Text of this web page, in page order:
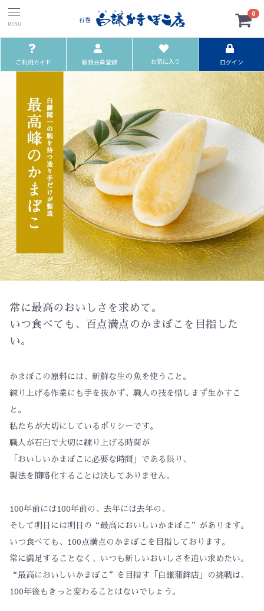
ご利用ガイド 新規会員登録 お気に入り ログイン
0
常に最高のおいしさを求めて。
いつ食べても、百点満点のかまぼこを目指した
い。
かまぼこの原料には、新鮮な生の魚を使うこと。
練り上げる作業にも手を抜かず、職人の技を惜しまず生かすこ
と。
私たちが大切にしているポリシーです。
職人が石臼で大切に練り上げる時間が
「おいしいかまぼこに必要な時間」である限り、
製法を簡略化することは決してありません。
100年前には100年前の、去年には去年の、
そして明日には明日の“最高においしいかまぼこ”があります。
いつ食べても、100点満点のかまぼこを目指しております。
常に満足することなく、いつも新しいおいしさを追い求めたい。
“最高においしいかまぼこ”を目指す「白謙蒲鉾店」の挑戦は、
100年後もきっと変わることはないでしょう。